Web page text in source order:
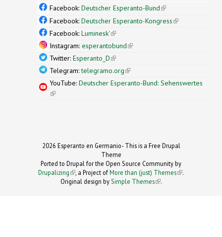
Facebook: Deutscher Esperanto-Bund(link is
external)
Facebook: Deutscher Esperanto-Kongress(link is
Facebook: Luminesk'(link is external)
Instagram: esperantobund(link is external)
Twitter: Esperanto_D(link is external)
Telegram:telegramo.org(link is external)
YouTube: Deutscher Esperanto-Bund: Sehenswertes
(link is external)
2026 Esperanto en Germanio- This is a Free Drupal
Theme
Ported to Drupal for the Open Source Community by
Drupalizing(link is external)
, a Project ofMore than (just) Themes (link is
.
Original design bySimple Themes
(link is
.